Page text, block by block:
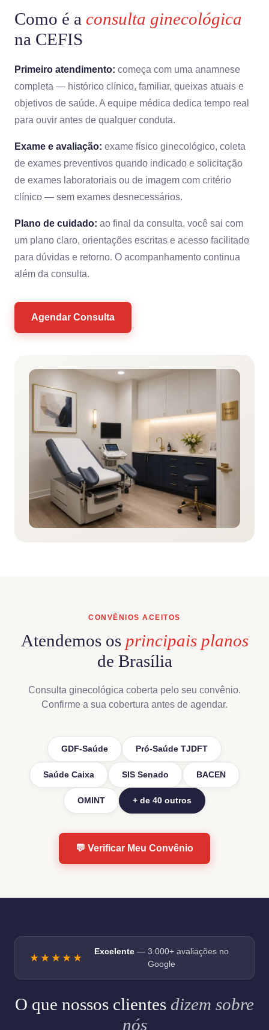
Como é a consulta ginecológica
na CEFIS
Primeiro atendimento: começa com uma anamnese
completa — histórico clínico, familiar, queixas atuais e
objetivos de saúde. A equipe médica dedica tempo real
para ouvir antes de qualquer conduta.
Exame e avaliação: exame físico ginecológico, coleta
de exames preventivos quando indicado e solicitação
de exames laboratoriais ou de imagem com critério
clínico — sem exames desnecessários.
Plano de cuidado: ao final da consulta, você sai com
um plano claro, orientações escritas e acesso facilitado
para dúvidas e retorno. O acompanhamento continua
além da consulta.
Agendar Consulta
CONVÊNIOS ACEITOS
Atendemos os principais planos
de Brasília
Consulta ginecológica coberta pelo seu convênio.
Confirme a sua cobertura antes de agendar.
GDF-Saúde Pró-Saúde TJDFT
Saúde Caixa SIS Senado BACEN
OMINT + de 40 outros
💬 Verificar Meu Convênio
★★★★★
Excelente — 3.000+ avaliações no
Google
O que nossos clientes dizem sobre
nós